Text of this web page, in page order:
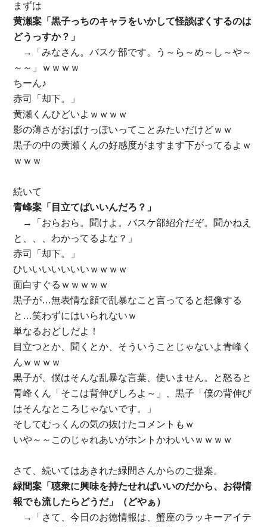
まずは
黄瀬案「黒子っちのキャラをいかして怪談ぽくするのは
どうっすか？」
→「みなさん。バスケ部です。う～ら～め～し～や～
～～」ｗｗｗｗ
ちーん♪
赤司「却下。」
黄瀬くんひどいよｗｗｗｗ
影の薄さがおばけっぽいってことみたいだけどｗｗ
黒子の中の黄瀬くんの好感度がますます下がってるよｗ
ｗｗｗ
続いて
青峰案「目立てばいいんだろ？」
→「おらおら。聞けよ。バスケ部紹介だぞ。聞かねえ
と、、、わかってるよな？」
赤司「却下。」
ひいいいいいいいｗｗｗｗ
面白すぐるｗｗｗｗｗ
黒子が…無表情な顔で乱暴なこと言ってると想像する
と…笑わずにはいられないｗ
単なるおどしだよ！
目立つとか、聞くとか、そういうことじゃないよ青峰く
んｗｗｗｗ
黒子が、僕はそんな乱暴な言葉、使いません。と怒ると
青峰くん「そこは背伸びしろよ～」、黒子「僕の背伸び
はそんなところじゃないです。」
そしてむっくんの気の抜けたコメントもｗ
いや～～このじゃれあいがホントかわいいｗｗｗｗ
さて、続いてはあきれた緑間さんからのご提案。
緑間案「聴衆に興味を持たせればいいのだから、お得情
報でも流したらどうだ」（どやぁ）
→「さて、今日のお徳情報は、蟹座のラッキーアイテ